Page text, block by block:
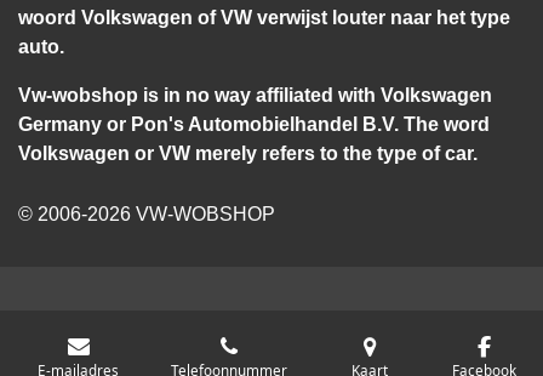
woord Volkswagen of VW verwijst louter naar het type
auto.
Vw-wobshop is in no way affiliated with Volkswagen
Germany or Pon's Automobielhandel B.V. The word
Volkswagen or VW merely refers to the type of car.
© 2006-2026 VW-WOBSHOP
E-mailadres Telefoonnummer Kaart Facebook